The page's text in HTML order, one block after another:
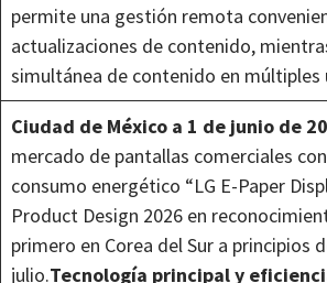
permite una gestión remota
actualizaciones de contenido,
simultánea de contenido en múltiples
Ciudad de México a 1 de junio de
mercado de pantallas comerciales
consumo energético “LG E-Paper
Product Design 2026 en
primero en Corea del Sur a principios
julio.Tecnología principal y